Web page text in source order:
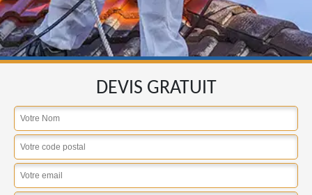
DEVIS GRATUIT